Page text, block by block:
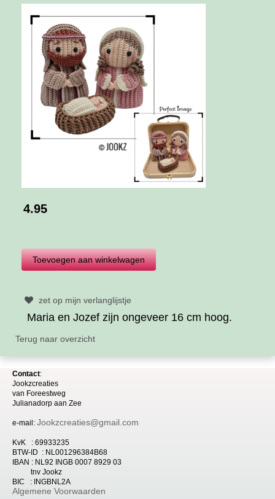
4.95
zet op mijn verlanglijstje
Maria en Jozef zijn ongeveer 16 cm hoog.
Terug naar overzicht
Contact:
Jookzcreaties
van Foreestweg
Julianadorp aan Zee
e-mail: Jookzcreaties@gmail.com
KvK : 69933235
BTW-ID : NL001296384B68
IBAN : NL92 INGB 0007 8929 03
tnv Jookz
BIC : INGBNL2A
Algemene Voorwaarden